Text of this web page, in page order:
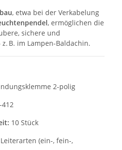
, etwa bei der Verkabelung
, ermöglichen die
sichere und
B. im Lampen-Baldachin.
2-polig
412
10 Stück
(ein-, fein-,